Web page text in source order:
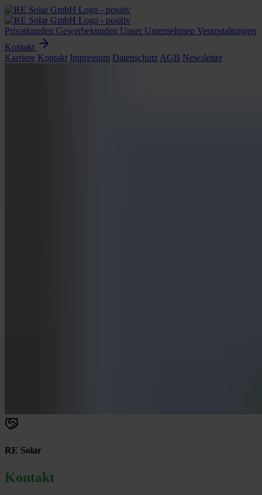
Privatkunden Gewerbekunden Unser Unternehmen Veranstaltungen
Kontakt
Karriere Kontakt Impressum Datenschutz AGB Newsletter
RE Solar
Kontakt